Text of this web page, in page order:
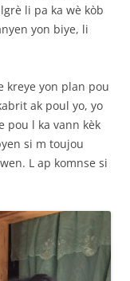
li pa ka wè kòb
yon biye, li
kreye yon plan pou
ak poul yo, yo
pou l ka vann kèk
si m toujou
L ap komnse si